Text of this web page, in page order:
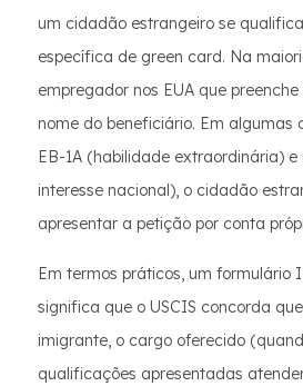
um cidadão estrangeiro se
específica de green card. Na
empregador nos EUA que
nome do beneficiário. Em algumas
EB-1A (habilidade extraordinária)
interesse nacional), o cidadão
apresentar a petição por conta
Em termos práticos, um formulário
significa que o USCIS concorda
imigrante, o cargo oferecido
qualificações apresentadas